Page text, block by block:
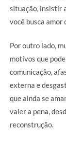
situação, insistir
você busca amor
Por outro lado,
motivos que
comunicação,
externa e
que ainda se
valer a pena,
reconstrução.